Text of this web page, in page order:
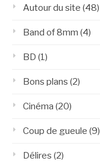
Autour du site (48)
Band of 8mm (4)
BD (1)
Bons plans (2)
Cinéma (20)
Coup de gueule (9)
Délires (2)